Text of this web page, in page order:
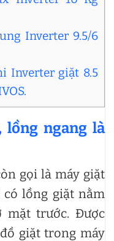
Inverter 9.5/6
Inverter giặt 8.5
lồng ngang là
gọi là máy giặt
lồng giặt nằm
mặt trước. Được
giặt trong máy